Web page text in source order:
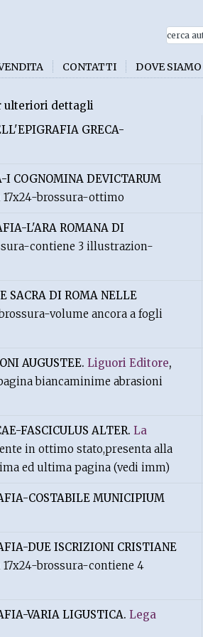
CONTATTI DOVE SIAMO
ulteriori dettagli
GRECA-
COGNOMINA DEVICTARUM
17x24-brossura-ottimo
L'ARA ROMANA DI
contiene 3 illustrazion-
SACRA DI ROMA NELLE
volume ancora a fogli
AUGUSTEE. Liguori Editore,
biancaminime abrasioni
FASCICULUS ALTER. La
in ottimo stato,presenta alla
ed ultima pagina (vedi imm)
COSTABILE MUNICIPIUM
DUE ISCRIZIONI CRISTIANE
17x24-brossura-contiene 4
VARIA LIGUSTICA. Lega